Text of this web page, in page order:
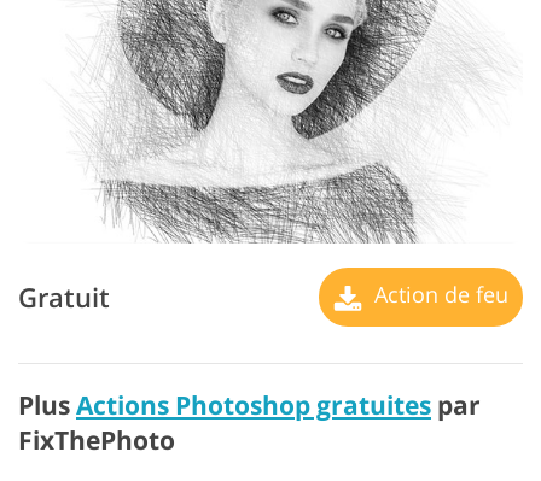
Gratuit Action de feu
PlusActions Photoshop gratuites par
FixThePhoto